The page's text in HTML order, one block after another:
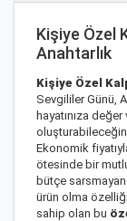
Kişiye Özel
Anahtarlık
Kişiye Özel
Sevgililer Günü,
hayatınıza
Ekonomik
ötesinde bir
bütçe
ürün olma
sahip olan bu